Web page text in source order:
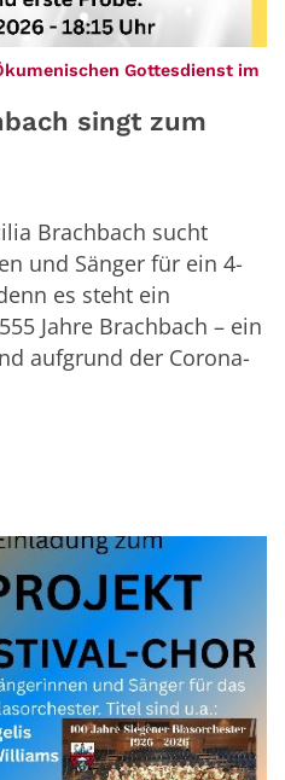
Gottesdienst im
singt zum
Brachbach sucht
und Sänger für ein 4-
es steht ein
Jahre Brachbach – ein
aufgrund der Corona-